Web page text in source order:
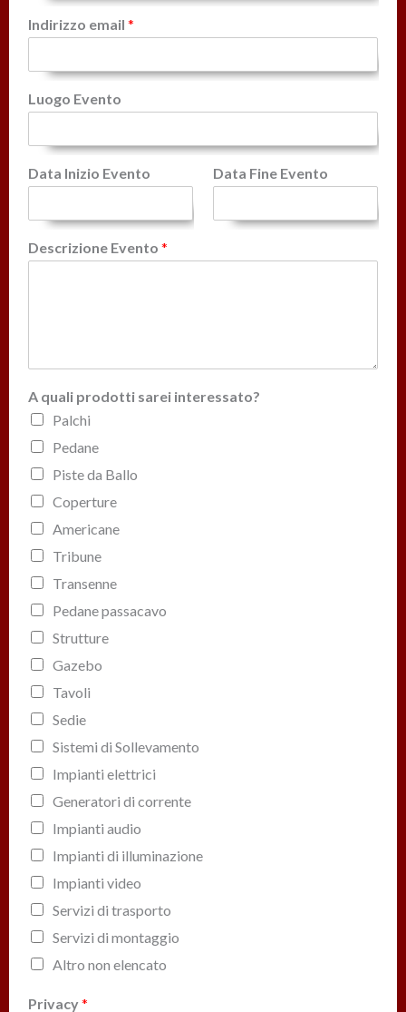
Indirizzo email *
Luogo Evento
Data Inizio Evento Data Fine Evento
Descrizione Evento *
A quali prodotti sarei interessato?
Palchi
Pedane
Piste da Ballo
Coperture
Americane
Tribune
Transenne
Pedane passacavo
Strutture
Gazebo
Tavoli
Sedie
Sistemi di Sollevamento
Impianti elettrici
Generatori di corrente
Impianti audio
Impianti di illuminazione
Impianti video
Servizi di trasporto
Servizi di montaggio
Altro non elencato
Privacy*